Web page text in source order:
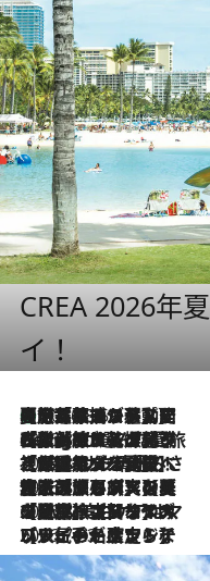
CREA 2026年
イ！
2026.8.5
【厳選旅コスメ】国内をあちこち移動する河井菜摘が選んだ夏旅ベストコスメ発表！「リラックスアイテムはマスト」【Mサイズジップ】
2026.8.4
【厳選旅コスメ】「紫外線＆乾燥対策しながらメイク感も！」ヘア＆メイクGeorgeが選んだ夏旅ベストコスメを発表！【Mサイズジップ】
2026.8.3
【厳選旅コスメ】「保湿もタイパ重視！」“サウナ好き”タレント清水みさとが愛用する夏旅ベストコスメを発表！【Mサイズジップ】
2026.8.2
【厳選旅コスメ】美容家・瀬戸麻実の夏旅ベストコスメを発表！「ストレスなく使えるクレンジング＆洗顔は必須」【Mサイズジップ】
2026.8.1
【厳選旅コスメ】「UV＆美白ケアはマスト！」フリーアナウンサー宇賀なつみの夏旅ベストコスメを発表！【Mサイズジップ】
2026.7.23
【リピート確定！】ハワイの名店ランチプレートとサンドイッチ、手が止まらない人気ドーナツ